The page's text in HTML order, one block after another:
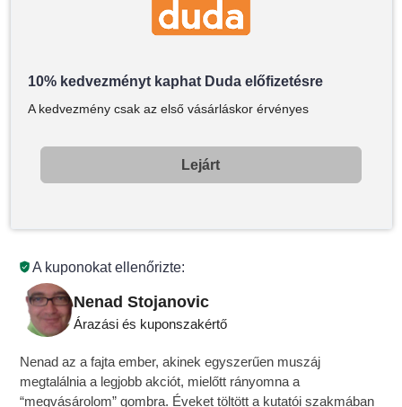
A kuponokat ellenőrizte:
Nenad Stojanovic
Árazási és kuponszakértő
Nenad az a fajta ember, akinek egyszerűen muszáj
megtalálnia a legjobb akciót, mielőtt rányomna a
“megvásárolom” gombra. Éveket töltött a kutatói szakmában
10% kedvezményt kaphat Duda előfizetésre
A kedvezmény csak az első vásárláskor érvényes
Lejárt